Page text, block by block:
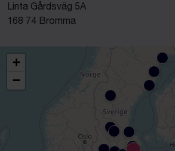
Linta Gårdsväg 5A
168 74 Bromma
+
−